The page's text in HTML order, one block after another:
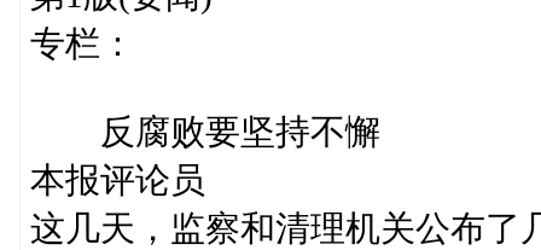
专栏：
反腐败要坚持不懈
本报评论员
这几天，监察和清理机关公布了